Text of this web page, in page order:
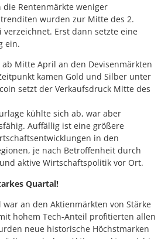
die Rentenmärkte weniger
wurden zur Mitte des 2.
verzeichnet. Erst dann setzte eine
ein.
ab Mitte April an den Devisenmärkten
kamen Gold und Silber unter
setzt der Verkaufsdruck Mitte des
kühlte sich ab, war aber
Auffällig ist eine größere
in den
je nach Betroffenheit durch
aktive Wirtschaftspolitik vor Ort.
Quartal!
an den Aktienmärkten von Stärke
hohem Tech-Anteil profitierten allen
neue historische Höchstmarken